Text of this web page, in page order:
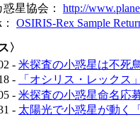
星協会： http://
OSIRIS-Rex Sample
〉
- 米探査の小惑星は不死
-
「オシリス・レックス
- 米探査の小惑星命名応
- 太陽光で小惑星が動く